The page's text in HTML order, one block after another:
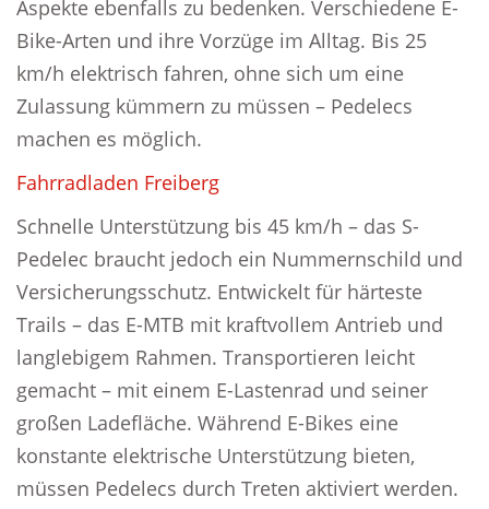
Aspekte ebenfalls zu bedenken. Verschiedene E-
Bike-Arten und ihre Vorzüge im Alltag. Bis 25
km/h elektrisch fahren, ohne sich um eine
Zulassung kümmern zu müssen – Pedelecs
machen es möglich.
Fahrradladen Freiberg
Schnelle Unterstützung bis 45 km/h – das S-
Pedelec braucht jedoch ein Nummernschild und
Versicherungsschutz. Entwickelt für härteste
Trails – das E-MTB mit kraftvollem Antrieb und
langlebigem Rahmen. Transportieren leicht
gemacht – mit einem E-Lastenrad und seiner
großen Ladefläche. Während E-Bikes eine
konstante elektrische Unterstützung bieten,
müssen Pedelecs durch Treten aktiviert werden.